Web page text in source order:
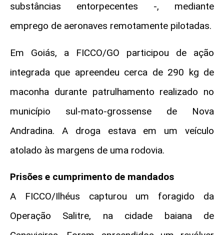
substâncias entorpecentes -, mediante
emprego de aeronaves remotamente pilotadas.
Em Goiás, a FICCO/GO participou de ação
integrada que apreendeu cerca de 290 kg de
maconha durante patrulhamento realizado no
município sul-mato-grossense de Nova
Andradina. A droga estava em um veículo
atolado às margens de uma rodovia.
Prisões e cumprimento de mandados
A FICCO/Ilhéus capturou um foragido da
Operação Salitre, na cidade baiana de